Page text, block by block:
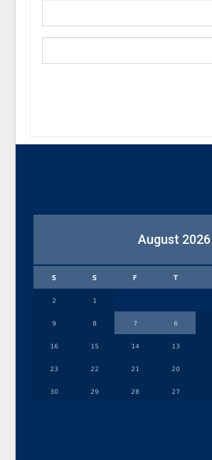
August 2026
T
F
S
S
1
2
6
7
8
9
13
14
15
16
20
21
22
23
27
28
29
30